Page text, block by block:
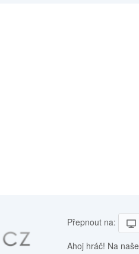
Přepnout na:
Ahoj hráč! Na